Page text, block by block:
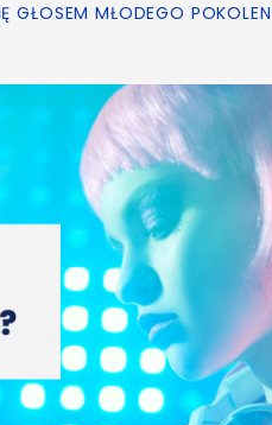
GŁOSEM MŁODEGO